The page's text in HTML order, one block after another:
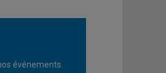
événements.